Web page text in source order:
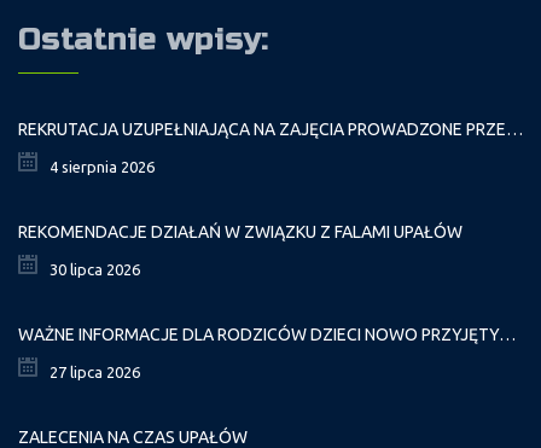
Ostatnie wpisy:
REKRUTACJA UZUPEŁNIAJĄCA NA ZAJĘCIA PROWADZONE PRZEZ PAŁAC MŁODZIEŻY W ROKU SZKOLNYM 2026/2027
4 sierpnia 2026
REKOMENDACJE DZIAŁAŃ W ZWIĄZKU Z FALAMI UPAŁÓW
30 lipca 2026
WAŻNE INFORMACJE DLA RODZICÓW DZIECI NOWO PRZYJĘTYCH GR. I
27 lipca 2026
ZALECENIA NA CZAS UPAŁÓW